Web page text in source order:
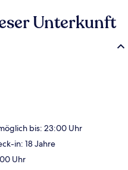
Unterkunft
bis: 23:00 Uhr
in: 18 Jahre
Uhr